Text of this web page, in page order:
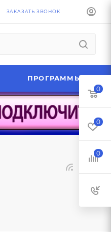
ЗАКАЗАТЬ ЗВОНОК
ПРОГРАММЫ
0
0
0